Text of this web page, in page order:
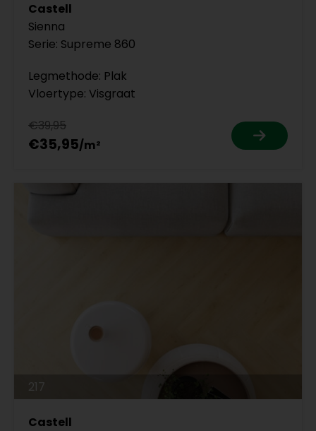
Castell
Sienna
Serie: Supreme 860
Legmethode: Plak
Vloertype: Visgraat
€39,95
€35,95
217
Castell